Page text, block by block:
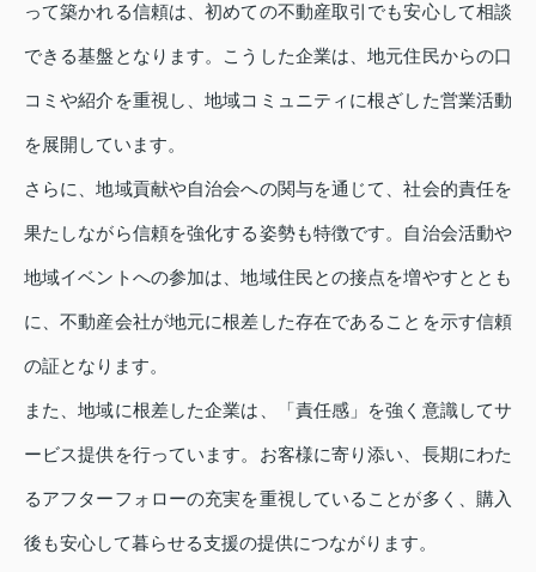
って築かれる信頼は、初めての不動産取引でも安心して相談
できる基盤となります。こうした企業は、地元住民からの口
コミや紹介を重視し、地域コミュニティに根ざした営業活動
を展開しています。
さらに、地域貢献や自治会への関与を通じて、社会的責任を
果たしながら信頼を強化する姿勢も特徴です。自治会活動や
地域イベントへの参加は、地域住民との接点を増やすととも
に、不動産会社が地元に根差した存在であることを示す信頼
の証となります。
また、地域に根差した企業は、「責任感」を強く意識してサ
ービス提供を行っています。お客様に寄り添い、長期にわた
るアフターフォローの充実を重視していることが多く、購入
後も安心して暮らせる支援の提供につながります。